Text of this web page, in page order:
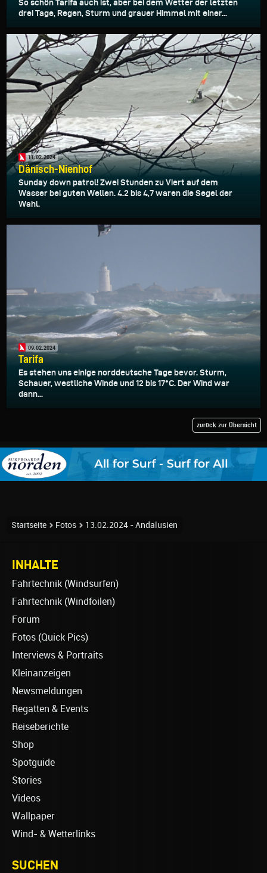
So schön Tarifa auch ist, aber bei dem Wetter der letzten
drei Tage, Regen, Sturm und grauer Himmel mit einer...
11.02.2024
Dänisch-Nienhof
Sunday down patrol! Zwei Stunden zu Viert auf dem
Wasser bei guten Wellen. 4.2 bis 4,7 waren die Segel der
Wahl.
09.02.2024
Tarifa
Es stehen uns einige norddeutsche Tage bevor. Sturm,
Schauer, westliche Winde und 12 bis 17°C. Der Wind war
dann...
zurück zur Übersicht
Startseite Fotos 13.02.2024 - Andalusien
INHALTE
Fahrtechnik (Windsurfen)
Fahrtechnik (Windfoilen)
Forum
Fotos (Quick Pics)
Interviews & Portraits
Kleinanzeigen
Newsmeldungen
Regatten & Events
Reiseberichte
Shop
Spotguide
Stories
Videos
Wallpaper
Wind- & Wetterlinks
SUCHEN